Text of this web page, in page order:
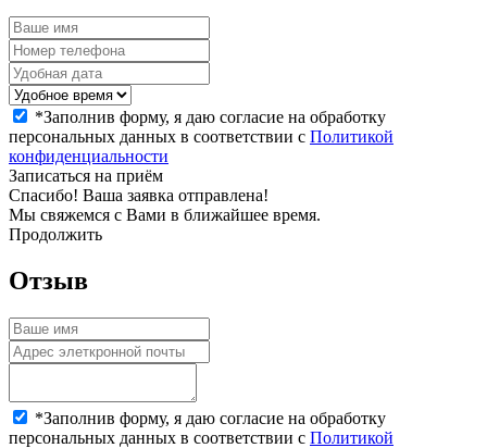
*Заполнив форму, я даю согласие на обработку
персональных данных в соответствии с Политикой
конфиденциальности
Записаться на приём
Спасибо! Ваша заявка отправлена!
Мы свяжемся с Вами в ближайшее время.
Продолжить
Отзыв
*Заполнив форму, я даю согласие на обработку
персональных данных в соответствии с Политикой